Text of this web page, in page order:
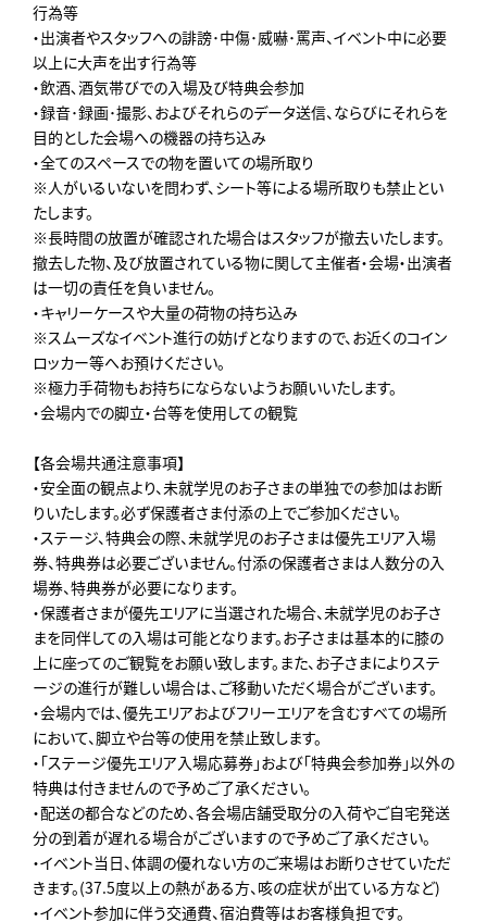
行為等
・出演者やスタッフへの誹謗･中傷･威嚇･罵声、イベント中に必要
以上に大声を出す行為等
・飲酒､酒気帯びでの入場及び特典会参加
・録音･録画･撮影、およびそれらのデータ送信、ならびにそれらを
目的とした会場への機器の持ち込み
・全てのスペースでの物を置いての場所取り
※人がいるいないを問わず、シート等による場所取りも禁止とい
たします。
※長時間の放置が確認された場合はスタッフが撤去いたします。
撤去した物、及び放置されている物に関して主催者・会場・出演者
は一切の責任を負いません。
・キャリーケースや大量の荷物の持ち込み
※スムーズなイベント進行の妨げとなりますので、お近くのコイン
ロッカー等へお預けください。
※極力手荷物もお持ちにならないようお願いいたします。
・会場内での脚立・台等を使用しての観覧
【各会場共通注意事項】
・安全面の観点より、未就学児のお子さまの単独での参加はお断
りいたします。必ず保護者さま付添の上でご参加ください。
・ステージ、特典会の際、未就学児のお子さまは優先エリア入場
券、特典券は必要ございません。付添の保護者さまは人数分の入
場券、特典券が必要になります。
・保護者さまが優先エリアに当選された場合、未就学児のお子さ
まを同伴しての入場は可能となります。お子さまは基本的に膝の
上に座ってのご観覧をお願い致します。また、お子さまによりステ
ージの進行が難しい場合は、ご移動いただく場合がございます。
・会場内では、優先エリアおよびフリーエリアを含むすべての場所
において、脚立や台等の使用を禁止致します。
・「ステージ優先エリア入場応募券」および「特典会参加券」以外の
特典は付きませんので予めご了承ください。
・配送の都合などのため、各会場店舗受取分の入荷やご自宅発送
分の到着が遅れる場合がございますので予めご了承ください。
・イベント当日、体調の優れない方のご来場はお断りさせていただ
きます。(37.5度以上の熱がある方、咳の症状が出ている方など)
・イベント参加に伴う交通費、宿泊費等はお客様負担です。